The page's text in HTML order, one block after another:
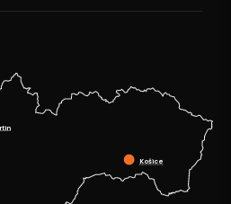
Košice